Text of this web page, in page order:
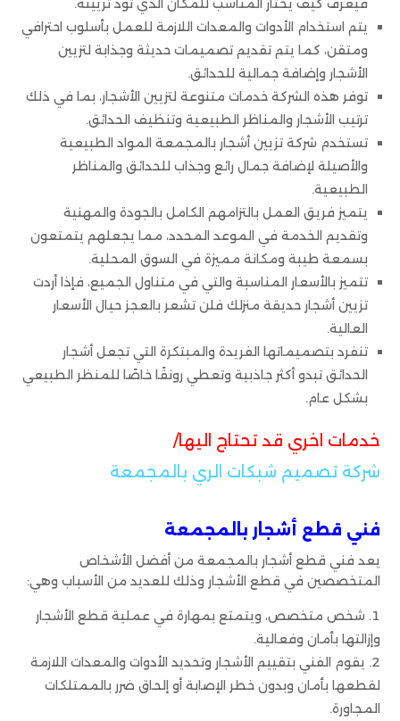
يتم استخدام الأدوات والمعدات اللازمة للعمل بأسلوب احترافي
ومتقن، كما يتم تقديم تصميمات حديثة وجذابة لتزيين
الأشجار وإضافة جمالية للحدائق.
توفر هذه الشركة خدمات متنوعة لتزيين الأشجار، بما في ذلك
ترتيب الأشجار والمناظر الطبيعية وتنظيف الحدائق.
تستخدم شركة تزيين أشجار بالمجمعة المواد الطبيعية
والأصيلة لإضافة جمال رائع وجذاب للحدائق والمناظر
الطبيعية.
يتميز فريق العمل بالتزامهم الكامل بالجودة والمهنية
وتقديم الخدمة في الموعد المحدد، مما يجعلهم يتمتعون
بسمعة طيبة ومكانة مميزة في السوق المحلية.
تتميز بالأسعار المناسبة والتي في متناول الجميع، فإذا أردت
تزيين أشجار حديقة منزلك فلن تشعر بالعجز حيال الأسعار
العالية.
تنفرد بتصميماتها الفريدة والمبتكرة التي تجعل أشجار
الحدائق تبدو أكثر جاذبية وتعطي رونقًا خاصًا للمنظر الطبيعي
بشكل عام.
خدمات اخري قد تحتاج اليها/
شركة تصميم شبكات الري بالمجمعة
فني قطع أشجار بالمجمعة
يعد فني قطع أشجار بالمجمعة من أفضل الأشخاص
المتخصصين في قطع الأشجار وذلك للعديد من الأسباب وهي:
شخص متخصص، ويتمتع بمهارة في عملية قطع الأشجار
وإزالتها بأمان وفعالية.
يقوم الفني بتقييم الأشجار وتحديد الأدوات والمعدات اللازمة
لقطعها بأمان وبدون خطر الإصابة أو إلحاق ضرر بالممتلكات
المجاورة.